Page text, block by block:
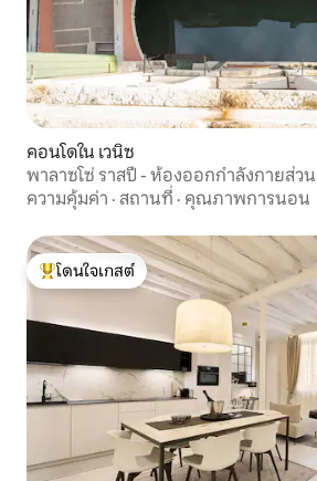
คอนโดใน เวนิซ
พาลาซโซ่ ราสปี - ห้องออกกำลังกายส่ว
ความคุ้มค่า · สถานที่ · คุณภาพการนอน
โดนใจเกสต์ที่สุด
โดนใจเกสต์